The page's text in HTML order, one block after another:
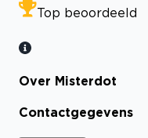
Top beoordeeld
Over Misterdot
Contactgegevens